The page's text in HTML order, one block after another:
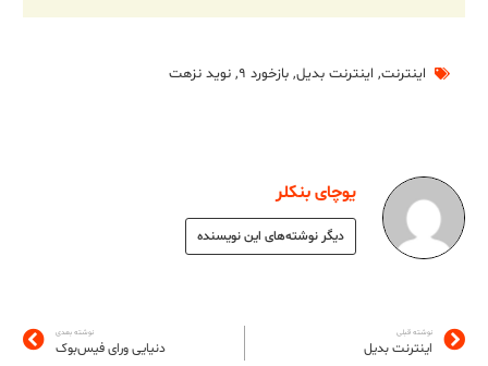
اینترنت, اینترنت بدیل, بازخورد ۹ , نوید نزهت
یوچای بنکلر
دیگر نوشته‌های این نویسنده
نوشته قبلی
اینترنت بدیل
نوشته بعدی
دنیایی ورای فیس‌بوک